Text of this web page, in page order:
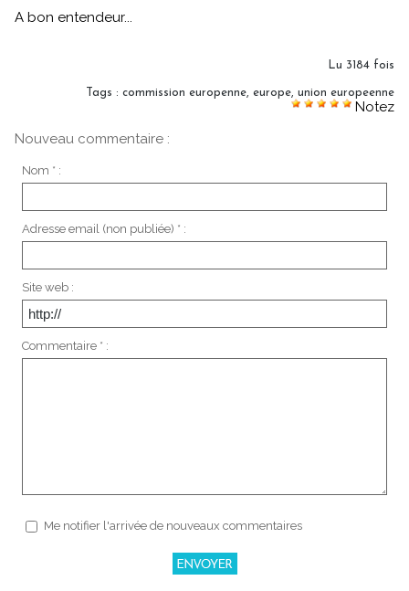
A bon entendeur...
Lu 3184 fois
Tags : commission europenne europe union europeenne
Notez
Nouveau commentaire :
Nom * :
Adresse email (non publiée) * :
Site web :
Commentaire * :
Me notifier l'arrivée de nouveaux commentaires